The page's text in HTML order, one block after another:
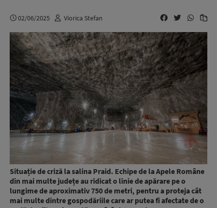
02/06/2025 Viorica Stefan
Situație de criză la salina Praid. Echipe de la Apele Române
din mai multe județe au ridicat o linie de apărare pe o
lungime de aproximativ 750 de metri, pentru a proteja cât
mai multe dintre gospodăriile care ar putea fi afectate de o